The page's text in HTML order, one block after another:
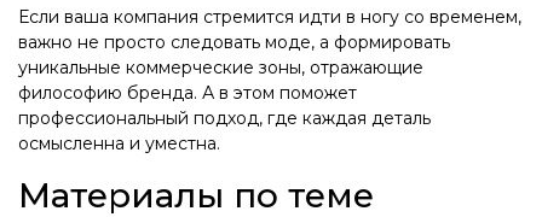
Если ваша компания стремится идти в ногу со временем,
важно не просто следовать моде, а формировать
уникальные коммерческие зоны, отражающие
философию бренда. А в этом поможет
профессиональный подход, где каждая деталь
осмысленна и уместна.
Материалы по теме